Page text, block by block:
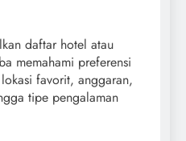
daftar hotel atau
memahami preferensi
favorit, anggaran,
tipe pengalaman